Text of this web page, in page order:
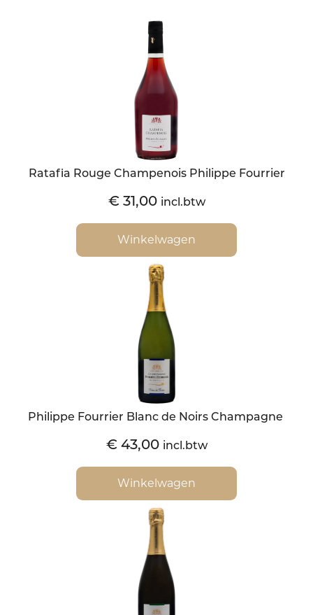
Ratafia Rouge Champenois Philippe Fourrier
€31,00 incl.btw
Winkelwagen
Philippe Fourrier Blanc de Noirs Champagne
€43,00 incl.btw
Winkelwagen